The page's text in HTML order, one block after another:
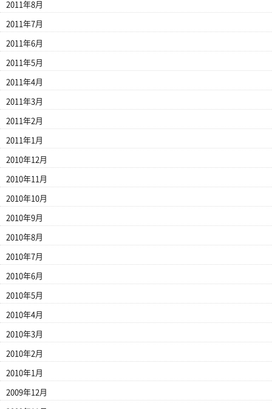
2011年8月
2011年7月
2011年6月
2011年5月
2011年4月
2011年3月
2011年2月
2011年1月
2010年12月
2010年11月
2010年10月
2010年9月
2010年8月
2010年7月
2010年6月
2010年5月
2010年4月
2010年3月
2010年2月
2010年1月
2009年12月